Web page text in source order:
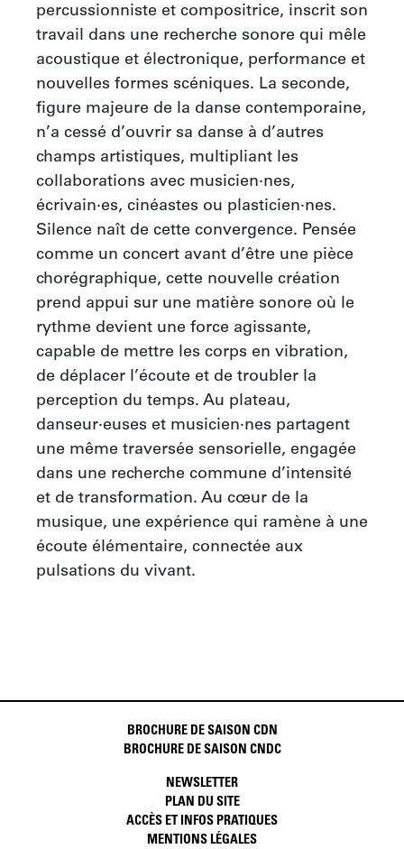
percussionniste et compositrice, inscrit son
travail dans une recherche sonore qui mêle
acoustique et électronique, performance et
nouvelles formes scéniques. La seconde,
figure majeure de la danse contemporaine,
n’a cessé d’ouvrir sa danse à d’autres
champs artistiques, multipliant les
collaborations avec musicien·nes,
écrivain·es, cinéastes ou plasticien·nes.
Silence naît de cette convergence. Pensée
comme un concert avant d’être une pièce
chorégraphique, cette nouvelle création
prend appui sur une matière sonore où le
rythme devient une force agissante,
capable de mettre les corps en vibration,
de déplacer l’écoute et de troubler la
perception du temps. Au plateau,
danseur·euses et musicien·nes partagent
une même traversée sensorielle, engagée
dans une recherche commune d’intensité
et de transformation. Au cœur de la
musique, une expérience qui ramène à une
écoute élémentaire, connectée aux
pulsations du vivant.
BROCHURE DE SAISON CDN
BROCHURE DE SAISON CNDC
NEWSLETTER
PLAN DU SITE
ACCÈS ET INFOS PRATIQUES
MENTIONS LÉGALES